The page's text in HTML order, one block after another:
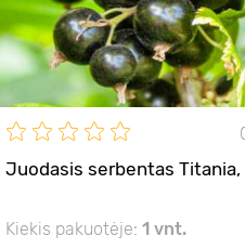
Juodasis serbentas Titania,
Kiekis pakuotėje: 1 vnt.